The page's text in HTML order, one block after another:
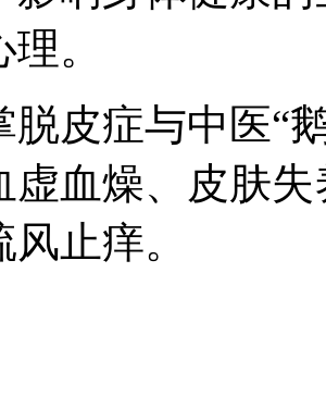
。
症与中医“鹅
虚血燥、皮肤
止痒。